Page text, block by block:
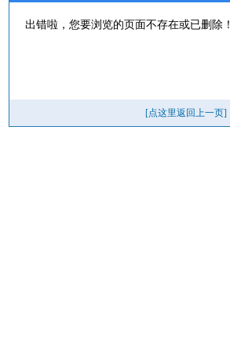
出错啦，您要浏览的页面不存在或已删除！
[点这里返回上一页]